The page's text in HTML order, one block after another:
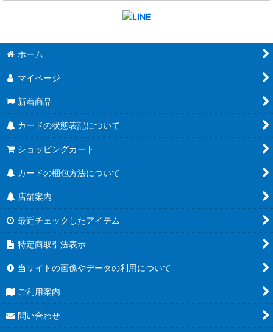
ホーム
マイページ
新着商品
カードの状態表記について
ショッピングカート
カードの梱包方法について
店舗案内
最近チェックしたアイテム
特定商取引法表示
当サイトの画像やデータの利用について
ご利用案内
問い合わせ